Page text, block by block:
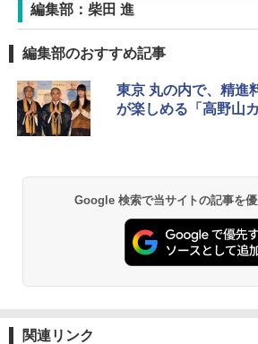
DEWEL パラソル 大
ラソル ガーデン サイ
き
GRANDOOR ステン
コンパクト 保冷力長
￥2,980
熊撃退スプレー 熊よ
編集部：柴田 進
編集部のおすすめ記事
東京 丸の内で、精進
が楽しめる「高野山カ
Google 検索で当サイトの記事を
関連リンク